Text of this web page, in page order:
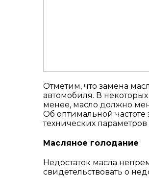
Отметим, что замена
автомобиля. В
менее, масло должно
Об оптимальной
технических
Масляное голодание
Недостаток масла
свидетельствовать о